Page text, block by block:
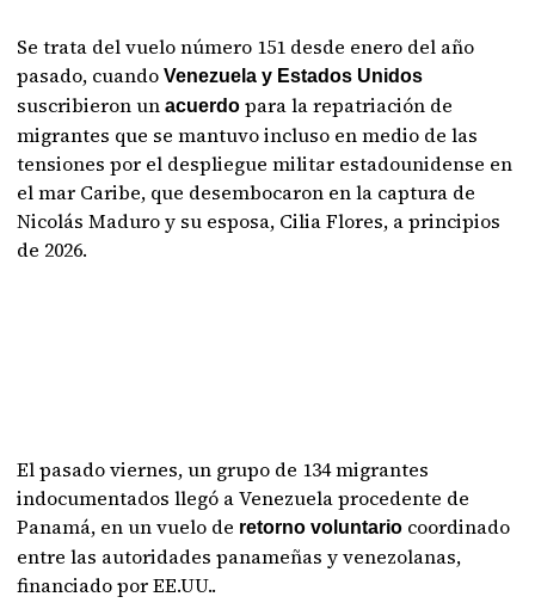
Se trata del vuelo número 151 desde enero del año
pasado, cuandoVenezuela y Estados Unidos
suscribieron unacuerdo para la repatriación de
migrantes que se mantuvo incluso en medio de las
tensiones por el despliegue militar estadounidense en
el mar Caribe, que desembocaron en la captura de
Nicolás Maduro y su esposa, Cilia Flores, a principios
de 2026.
El pasado viernes, un grupo de 134 migrantes
indocumentados llegó a Venezuela procedente de
Panamá, en un vuelo de retorno voluntario coordinado
entre las autoridades panameñas y venezolanas,
financiado por EE.UU..